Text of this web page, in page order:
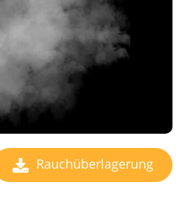
Rauchüberlagerung